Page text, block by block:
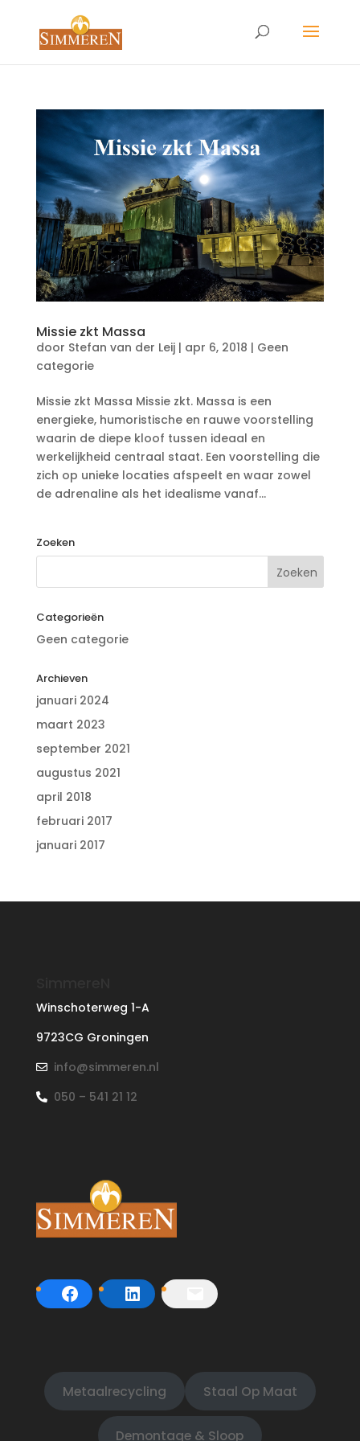
Missie zkt Massa
door Stefan van der Leij| apr 6, 2018 | Geen
categorie
Missie zkt Massa Missie zkt. Massa is een
energieke, humoristische en rauwe voorstelling
waarin de diepe kloof tussen ideaal en
werkelijkheid centraal staat. Een voorstelling die
zich op unieke locaties afspeelt en waar zowel
de adrenaline als het idealisme vanaf...
Zoeken
Categorieën
Geen categorie
Archieven
januari 2024
maart 2023
september 2021
augustus 2021
april 2018
februari 2017
januari 2017
Winschoterweg 1-A
9723CG Groningen
info@simmeren.nl
050 – 541 21 12
Metaalrecycling Staal Op Maat
Demontage & Sloop